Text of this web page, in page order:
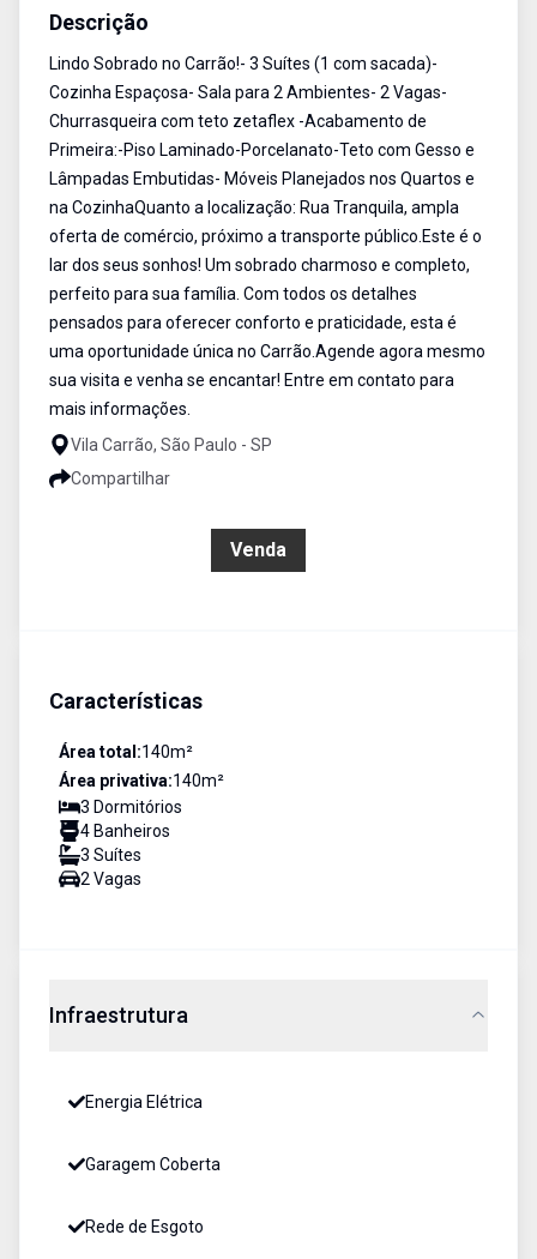
Descrição
Lindo Sobrado no Carrão!- 3 Suítes (1 com sacada)-
Cozinha Espaçosa- Sala para 2 Ambientes- 2 Vagas-
Churrasqueira com teto zetaflex -Acabamento de
Primeira:-Piso Laminado-Porcelanato-Teto com Gesso e
Lâmpadas Embutidas- Móveis Planejados nos Quartos e
na CozinhaQuanto a localização: Rua Tranquila, ampla
oferta de comércio, próximo a transporte público.Este é o
lar dos seus sonhos! Um sobrado charmoso e completo,
perfeito para sua família. Com todos os detalhes
pensados para oferecer conforto e praticidade, esta é
uma oportunidade única no Carrão.Agende agora mesmo
sua visita e venha se encantar! Entre em contato para
mais informações.
Vila Carrão, São Paulo - SP
Compartilhar
Venda
Características
Área total:140m²
Área privativa:140m²
3 Dormitórios
4 Banheiros
3 Suítes
2 Vagas
Infraestrutura
Energia Elétrica
Garagem Coberta
Rede de Esgoto